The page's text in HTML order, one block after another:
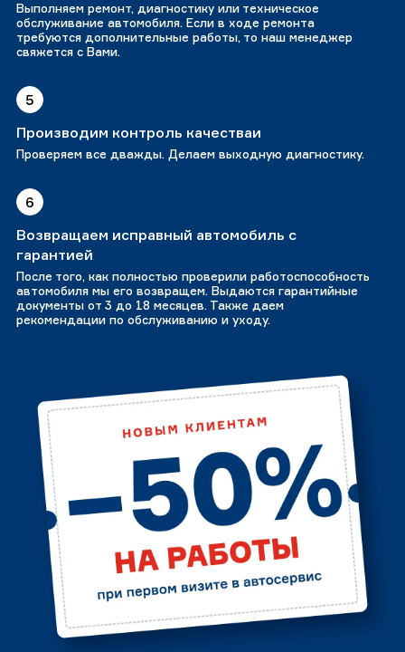
Выполняем ремонт, диагностику или техническое
обслуживание автомобиля. Если в ходе ремонта
требуются дополнительные работы, то наш менеджер
свяжется с Вами.
5
Производим контроль качестваи
Проверяем все дважды. Делаем выходную диагностику.
6
Возвращаем исправный автомобиль с
гарантией
После того, как полностью проверили работоспособность
автомобиля мы его возвращем. Выдаются гарантийные
документы от 3 до 18 месяцев. Также даем
рекомендации по обслуживанию и уходу.